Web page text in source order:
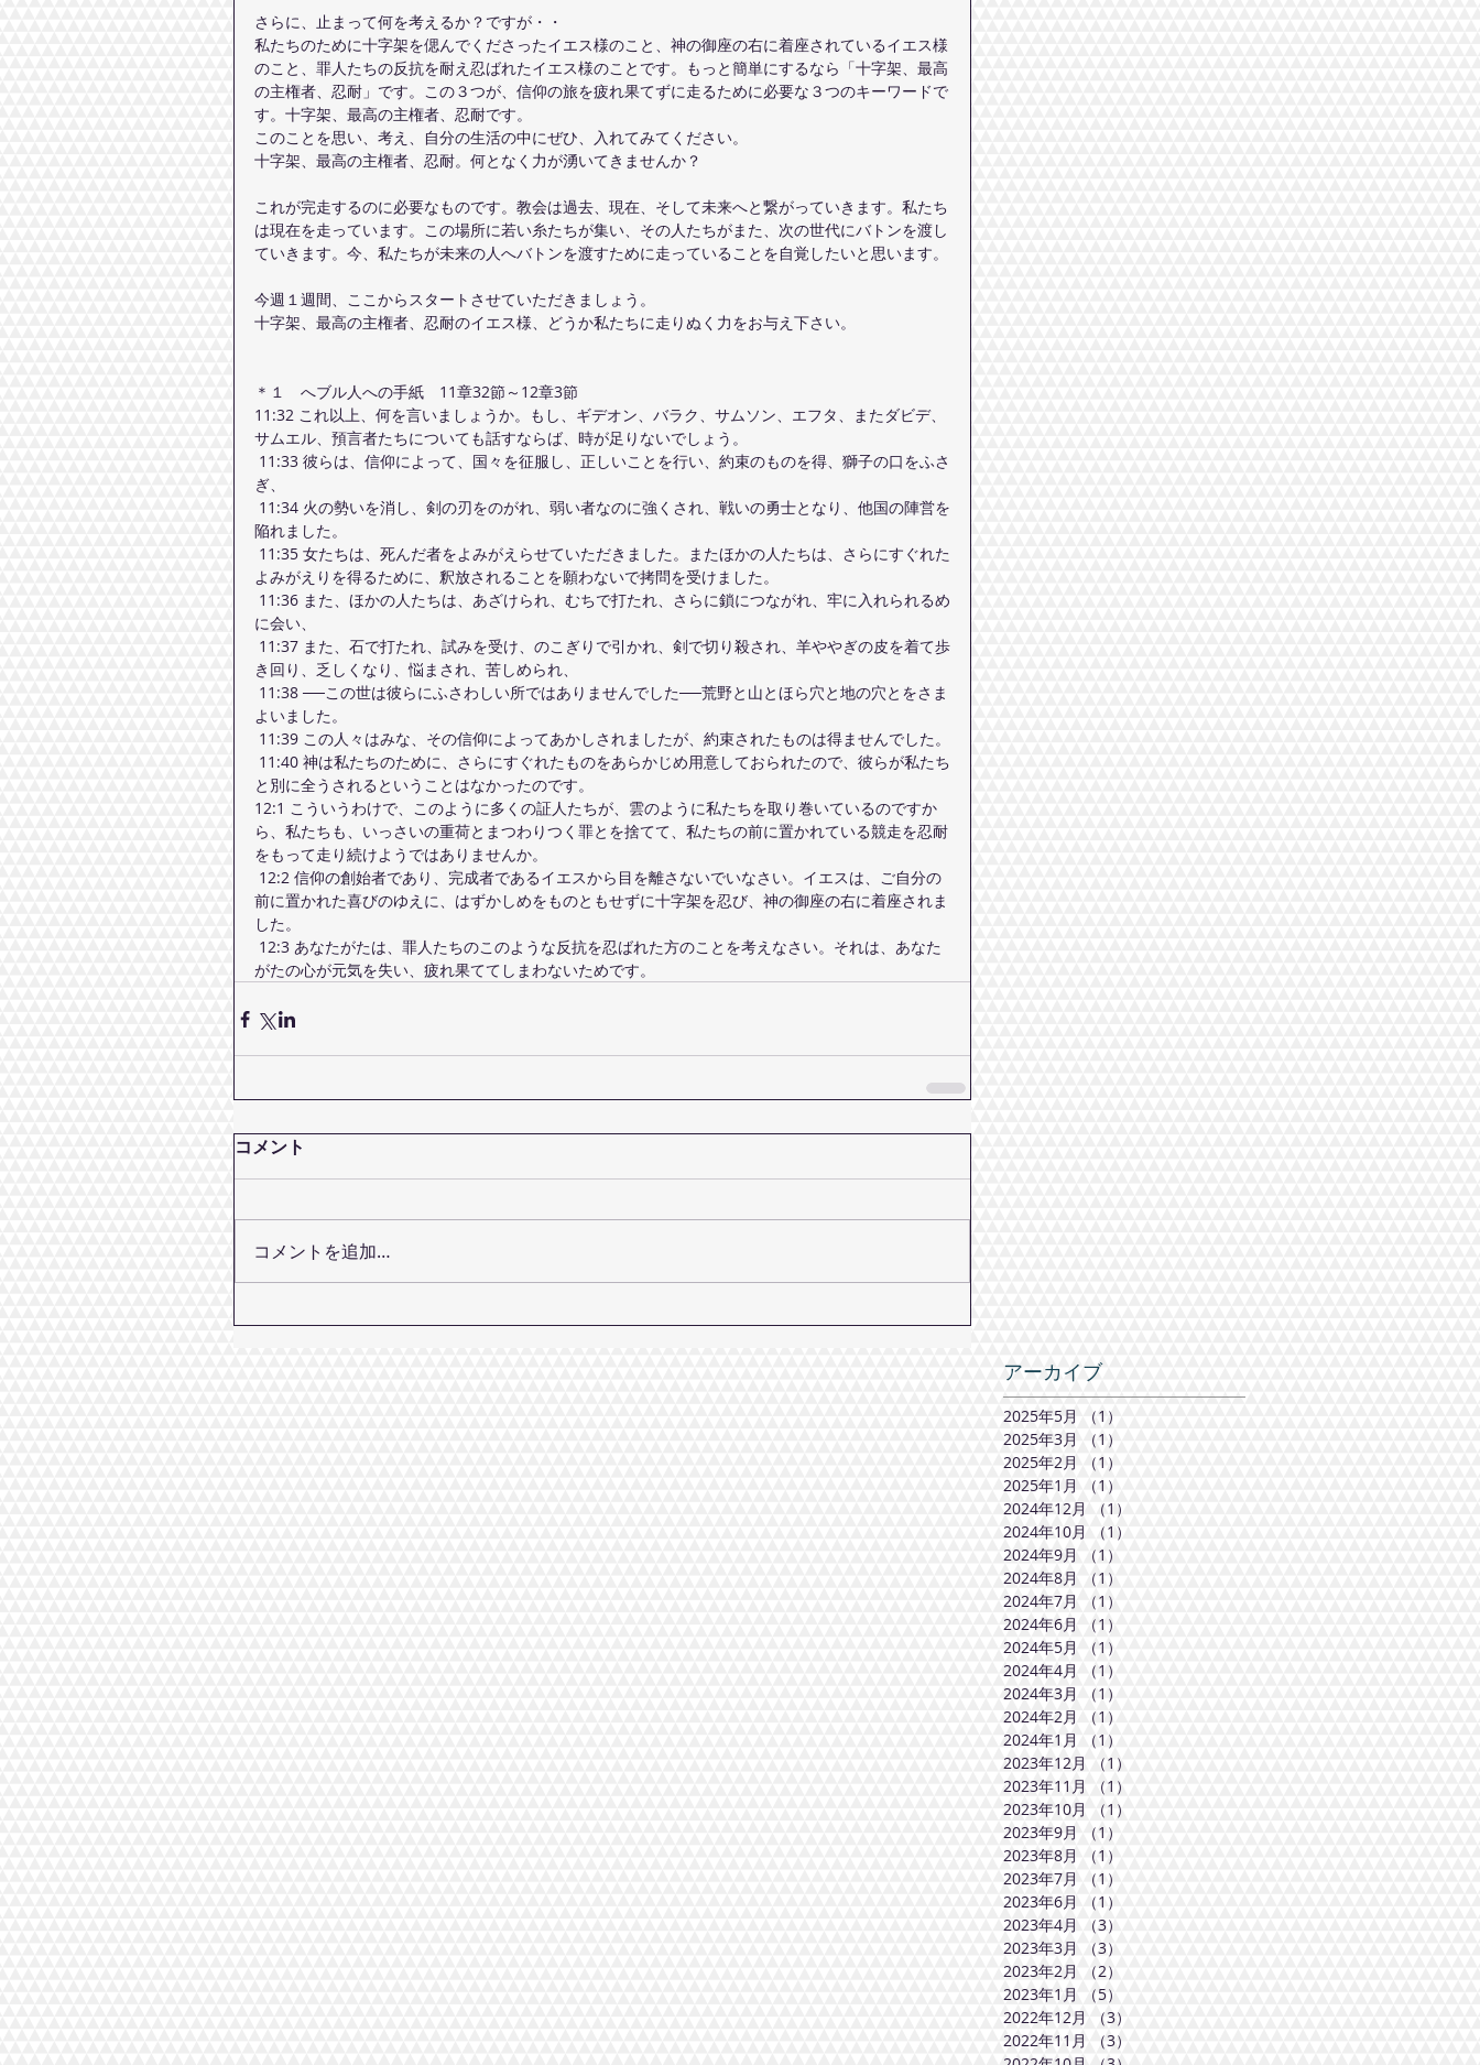
さらに、止まって何を考えるか？ですが・・
私たちのために十字架を偲んでくださったイエス様のこと、神の御座の右に着座されているイエス様
のこと、罪人たちの反抗を耐え忍ばれたイエス様のことです。もっと簡単にするなら「十字架、最高
の主権者、忍耐」です。この３つが、信仰の旅を疲れ果てずに走るために必要な３つのキーワードで
す。十字架、最高の主権者、忍耐です。
このことを思い、考え、自分の生活の中にぜひ、入れてみてください。
十字架、最高の主権者、忍耐。何となく力が湧いてきませんか？
これが完走するのに必要なものです。教会は過去、現在、そして未来へと繋がっていきます。私たち
は現在を走っています。この場所に若い糸たちが集い、その人たちがまた、次の世代にバトンを渡し
ていきます。今、私たちが未来の人へバトンを渡すために走っていることを自覚したいと思います。
今週１週間、ここからスタートさせていただきましょう。
十字架、最高の主権者、忍耐のイエス様、どうか私たちに走りぬく力をお与え下さい。
＊１　へブル人への手紙　11章32節～12章3節
11:32 これ以上、何を言いましょうか。もし、ギデオン、バラク、サムソン、エフタ、またダビデ、
サムエル、預言者たちについても話すならば、時が足りないでしょう。
ぎ、
陥れました。
よみがえりを得るために、釈放されることを願わないで拷問を受けました。
に会い、
き回り、乏しくなり、悩まされ、苦しめられ、
よいました。
11:39 この人々はみな、その信仰によってあかしされましたが、約束されたものは得ませんでした。
と別に全うされるということはなかったのです。
12:1 こういうわけで、このように多くの証人たちが、雲のように私たちを取り巻いているのですか
ら、私たちも、いっさいの重荷とまつわりつく罪とを捨てて、私たちの前に置かれている競走を忍耐
をもって走り続けようではありませんか。
前に置かれた喜びのゆえに、はずかしめをものともせずに十字架を忍び、神の御座の右に着座されま
した。
がたの心が元気を失い、疲れ果ててしまわないためです。
コメント
コメントを追加…
アーカイブ
2025年5月 （1）
2025年3月
（1）
2025年2月
（1）
2025年1月
（1）
2024年12月
（1）
2024年10月
（1）
2024年9月
（1）
2024年8月
（1）
2024年7月
（1）
2024年6月
（1）
2024年5月
（1）
2024年4月
（1）
2024年3月
（1）
2024年2月
（1）
2024年1月
（1）
2023年12月
（1）
2023年11月
（1）
2023年10月
（1）
2023年9月
（1）
2023年8月
（1）
2023年7月
（1）
2023年6月
（1）
2023年4月
（3）
2023年3月
（3）
2023年2月
（2）
2023年1月
（5）
2022年12月
（3）
2022年11月
（3）